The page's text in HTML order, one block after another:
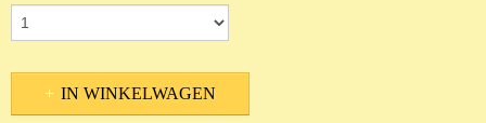
IN WINKELWAGEN